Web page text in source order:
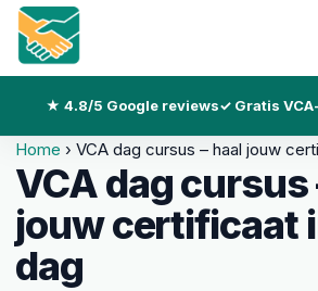
★ 4.8/5 Google reviews✓ Gratis
Home › VCA dag cursus – haal jouw
VCA dag cursus
jouw certificaat
dag